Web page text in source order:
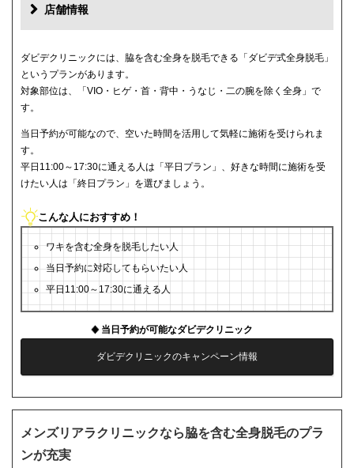
店舗情報
ダビデクリニックには、脇を含む全身を脱毛できる「ダビデ式全身脱毛」
というプランがあります。
対象部位は、「VIO・ヒゲ・首・背中・うなじ・二の腕を除く全身」で
す。
当日予約が可能なので、空いた時間を活用して気軽に施術を受けられま
す。
平日11:00～17:30に通える人は「平日プラン」、好きな時間に施術を受
けたい人は「終日プラン」を選びましょう。
こんな人におすすめ！
ワキを含む全身を脱毛したい人
当日予約に対応してもらいたい人
平日11:00～17:30に通える人
当日予約が可能なダビデクリニック
ダビデクリニックのキャンペーン情報
メンズリアラクリニックなら脇を含む全身脱毛のプラ
ンが充実